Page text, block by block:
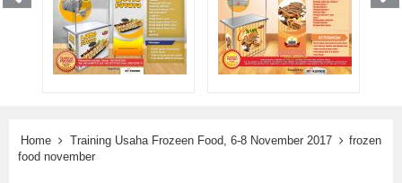
Home Training Usaha Frozeen Food, 6-8 November 2017
frozen
food november